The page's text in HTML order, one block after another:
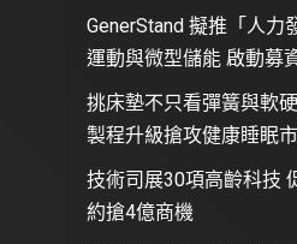
GenerStand 擬推「人力
運動與微型儲能 啟動募
挑床墊不只看彈簧與軟
製程升級搶攻健康睡眠
技術司展30項高齡科技
約搶4億商機